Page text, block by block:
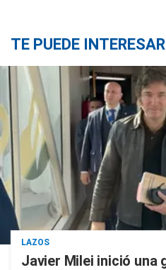
TE PUEDE INTERESAR
LAZOS
Javier Milei inició una